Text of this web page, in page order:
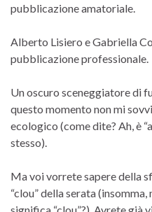
pubblicazione amatoriale.
Alberto Lisiero e Gabriella
pubblicazione professionale.
Un oscuro sceneggiatore di
questo momento non mi
ecologico (come dite? Ah, è
stesso).
Ma voi vorrete sapere della
“clou” della serata